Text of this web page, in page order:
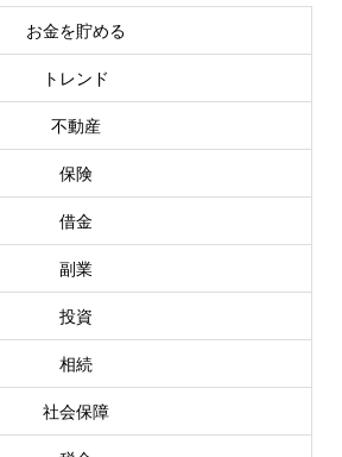
お金を貯める
トレンド
不動産
保険
借金
副業
投資
相続
社会保障